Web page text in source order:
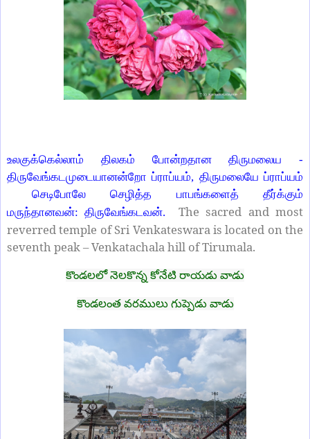
உலகுக்கெல்லாம் திலகம் போன்றதான திருமலைய -
திருவேங்கடமுடையானன்றோ ப்ராப்யம், திருமலையே ப்ராப்யம்
செடிபோலே செழித்த பாபங்களைத் தீர்க்கும்
மருந்தானவன்: திருவேங்கடவன்.
The sacred and most
reverred temple of Sri Venkateswara is located on the
seventh peak – Venkatachala hill of Tirumala.
కొండలలో నెలకొన్న కోనేటి రాయడు వాడు
కొండలంత వరములు గుప్పెడు వాడు